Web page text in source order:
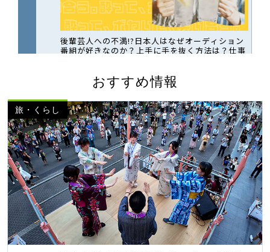
おすすめ情報
旅・くらし